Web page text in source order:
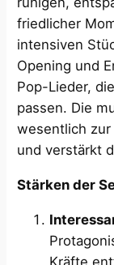
friedlicher
intensiven
Opening und
Pop-Lieder,
passen. Die
wesentlich zur
und verstärkt
Stärken der
Kräfte